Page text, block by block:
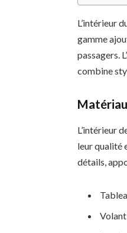
L’intérieur
gamme
passagers.
combine
L’intérieur
leur qualité
détails,